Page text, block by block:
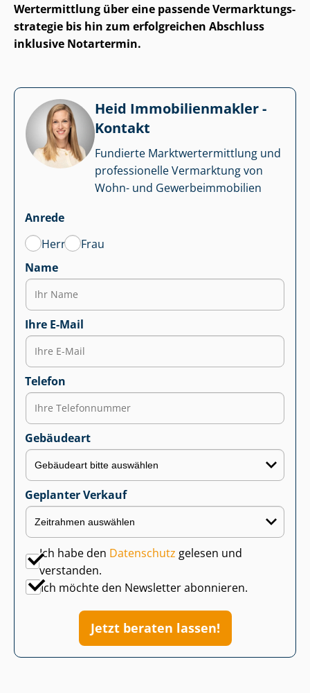
Wertermittlung über eine passende Ver­mark­tungs­
stra­te­gie bis hin zum erfolgreichen Abschluss
inklusive Notartermin.
Heid Im­mo­bi­li­en­mak­ler -
Kontakt
Fundierte Markt­wert­ermitt­lung und
professionelle Vermarktung von
Wohn- und Ge­wer­be­im­mo­bi­li­en
Anrede
Herr
Frau
Name
Ihre E-Mail
Telefon
Gebäudeart
Geplanter Verkauf
Ich habe den Datenschutz gelesen und
verstanden.
Ich möchte den Newsletter abonnieren.
Jetzt beraten lassen!